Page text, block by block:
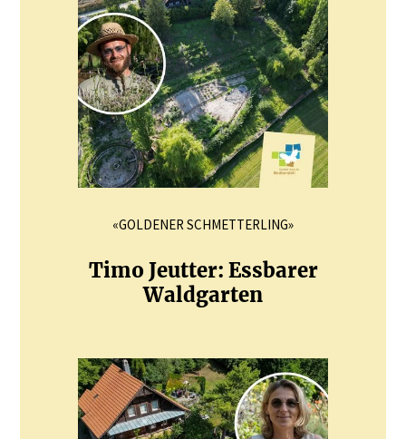
«GOLDENER SCHMETTERLING»
Timo Jeutter: Essbarer
Waldgarten